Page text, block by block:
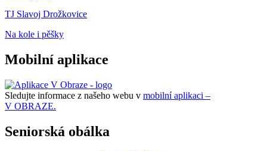
TJ Slavoj Drožkovice
Na kole i pěšky
Mobilní aplikace
Sledujte informace z našeho webu v mobilní aplikaci –
V OBRAZE.
Seniorská obálka